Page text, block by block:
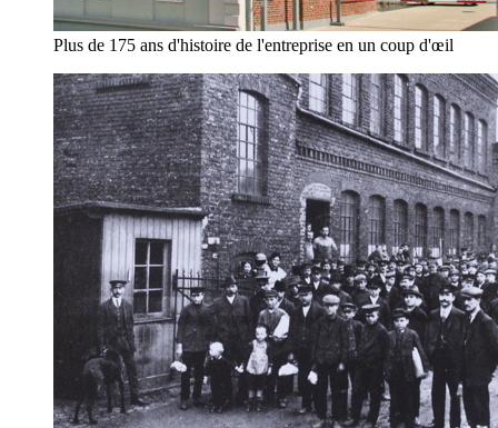
Plus de 175 ans d'histoire de l'entreprise en un coup d'œil